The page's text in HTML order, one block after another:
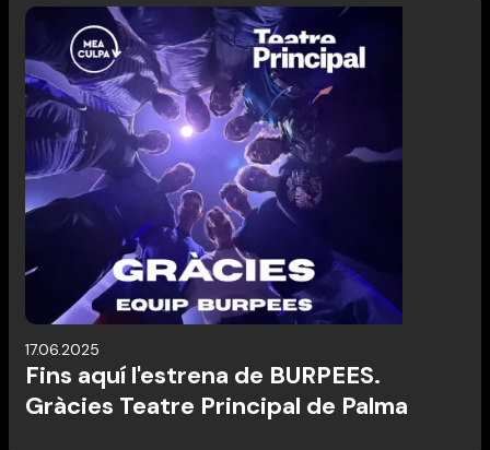
17.06.2025
Fins aquí l'estrena de BURPEES.
Gràcies Teatre Principal de Palma